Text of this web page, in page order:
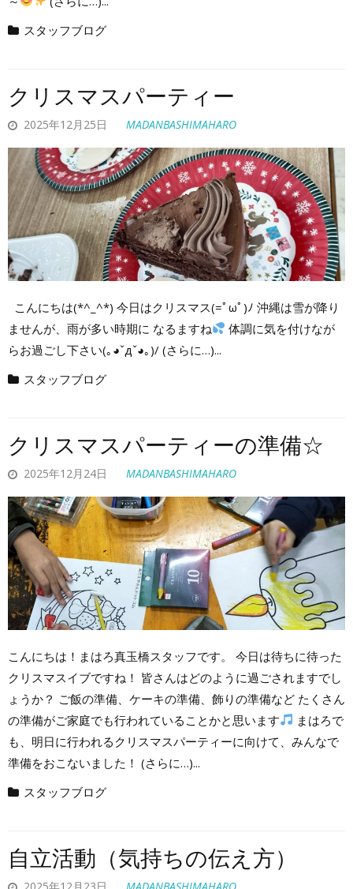
スタッフブログ
クリスマスパーティー
2025年12月25日 MADANBASHIMAHARO
こんにちは(*^_^*) 今日はクリスマス(=ﾟωﾟ)ﾉ 沖縄は雪が降り
ませんが、雨が多い時期に なるますね
体調に気を付けなが
らお過ごし下さい(｡◕ˇдˇ​◕｡)/ (さらに…)...
スタッフブログ
クリスマスパーティーの準備☆
2025年12月24日 MADANBASHIMAHARO
こんにちは！まはろ真玉橋スタッフです。 今日は待ちに待った
クリスマスイブですね！ 皆さんはどのように過ごされますでし
ょうか？ ご飯の準備、ケーキの準備、飾りの準備など たくさん
の準備がご家庭でも行われていることかと思います
まはろで
も、明日に行われるクリスマスパーティーに向けて、みんなで
準備をおこないました！ (さらに…)...
スタッフブログ
自立活動（気持ちの伝え方）